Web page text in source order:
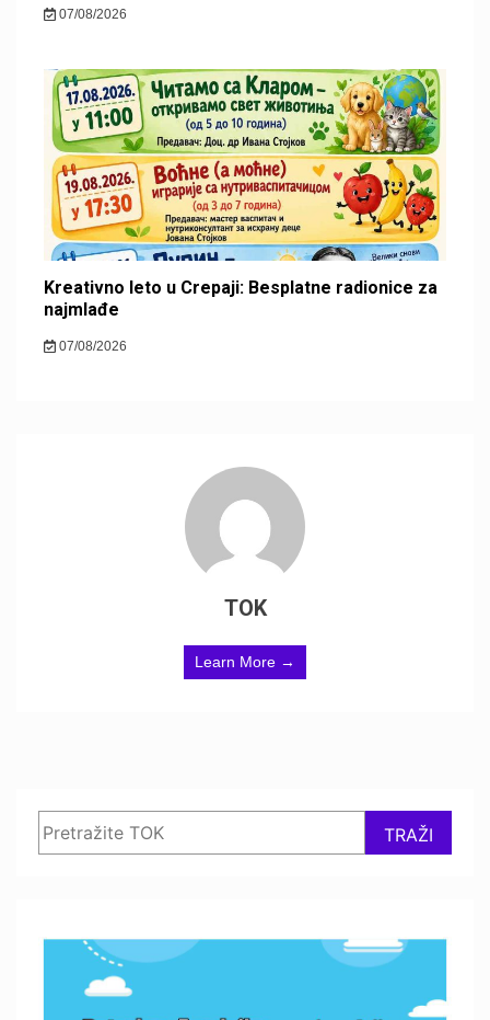
07/08/2026
Kreativno leto u Crepaji: Besplatne radionice za
najmlađe
07/08/2026
TOK
Learn More →
TRAŽI